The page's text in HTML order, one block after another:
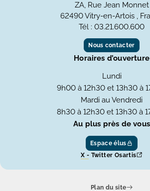
ZA, Rue Jean Monnet
62490 Vitry-en-Artois ,
Tél : 03.21.600.600
Nous contacter
Horaires d’ouverture
Lundi
9h00 à 12h30 et 13h30 à
Mardi au Vendredi
8h30 à 12h30 et 13h30 à
Au plus près de vous
Espace élus
X - Twitter Osartis
Plan du site